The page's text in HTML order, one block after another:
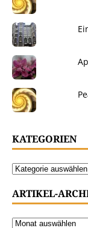
KATEGORIEN
ARTIKEL-